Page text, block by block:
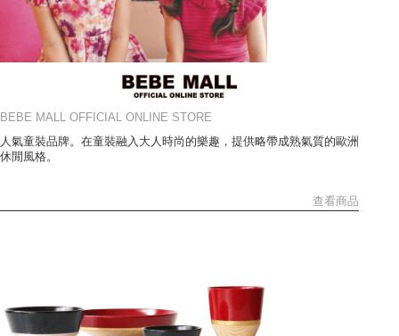
BEBE MALL OFFICIAL ONLINE STORE
人氣童裝品牌。在童裝融入大人時尚的樂趣，提供略帶成熟氣質的歐洲
休閒風格。
查看商品